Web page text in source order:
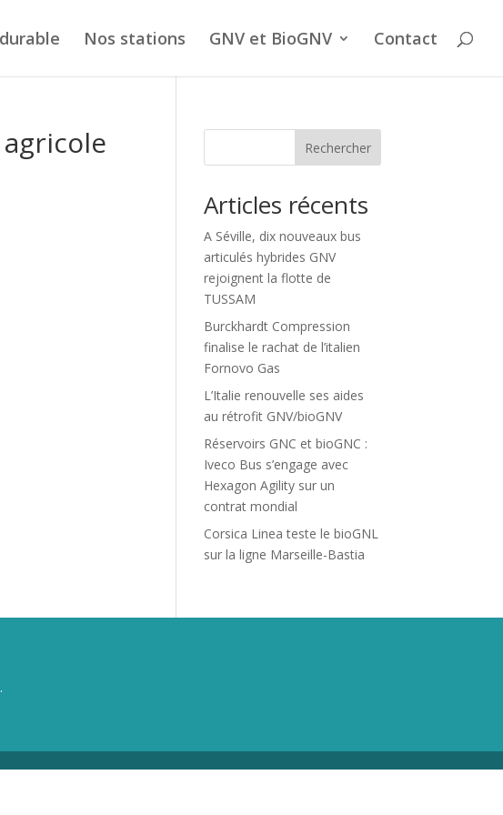
Nos stations GNV et BioGNV Contact
Rechercher
Articles récents
A Séville, dix nouveaux bus
articulés hybrides GNV
rejoignent la flotte de
TUSSAM
Burckhardt Compression
finalise le rachat de l’italien
Fornovo Gas
L’Italie renouvelle ses aides
au rétrofit GNV/bioGNV
Réservoirs GNC et bioGNC :
Iveco Bus s’engage avec
Hexagon Agility sur un
contrat mondial
Corsica Linea teste le bioGNL
sur la ligne Marseille-Bastia
.